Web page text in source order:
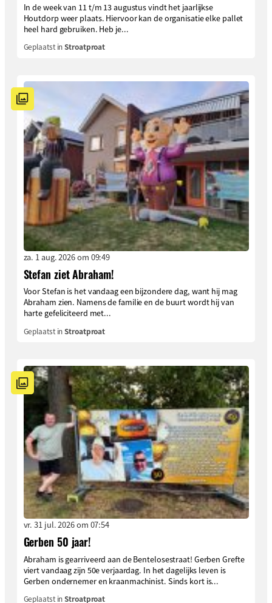
In de week van 11 t/m 13 augustus vindt het jaarlijkse
Houtdorp weer plaats. Hiervoor kan de organisatie elke pallet
heel hard gebruiken. Heb je...
Geplaatst inStroatproat
za. 1 aug. 2026 om 09:49
Stefan ziet Abraham!
Voor Stefan is het vandaag een bijzondere dag, want hij mag
Abraham zien. Namens de familie en de buurt wordt hij van
harte gefeliciteerd met...
Geplaatst inStroatproat
vr. 31 jul. 2026 om 07:54
Gerben 50 jaar!
Abraham is gearriveerd aan de Bentelosestraat! Gerben Grefte
viert vandaag zijn 50e verjaardag. In het dagelijks leven is
Gerben ondernemer en kraanmachinist. Sinds kort is...
Geplaatst inStroatproat